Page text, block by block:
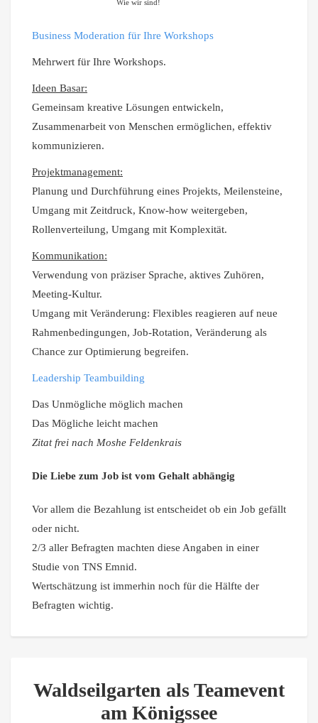
Wie wir sind!
Business Moderation für Ihre Workshops
Mehrwert für Ihre Workshops.
Ideen Basar:
Gemeinsam kreative Lösungen entwickeln,
Zusammenarbeit von Menschen ermöglichen, effektiv
kommunizieren.
Projektmanagement:
Planung und Durchführung eines Projekts, Meilensteine,
Umgang mit Zeitdruck, Know-how weitergeben,
Rollenverteilung, Umgang mit Komplexität.
Kommunikation:
Verwendung von präziser Sprache, aktives Zuhören,
Meeting-Kultur.
Umgang mit Veränderung: Flexibles reagieren auf neue
Rahmenbedingungen, Job-Rotation, Veränderung als
Chance zur Optimierung begreifen.
Leadership Teambuilding
Das Unmögliche möglich machen
Das Mögliche leicht machen
Zitat frei nach Moshe Feldenkrais
Die Liebe zum Job ist vom Gehalt abhängig
Vor allem die Bezahlung ist entscheidet ob ein Job gefällt
oder nicht.
2/3 aller Befragten machten diese Angaben in einer
Studie von TNS Emnid.
Wertschätzung ist immerhin noch für die Hälfte der
Befragten wichtig.
Waldseilgarten als Teamevent
am Königssee